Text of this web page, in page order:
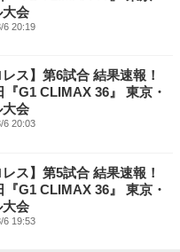
会
6 20:19
レス】第6試合 結果速報！
『G1 CLIMAX 36』 東京・
会
6 20:03
レス】第5試合 結果速報！
『G1 CLIMAX 36』 東京・
会
6 19:53